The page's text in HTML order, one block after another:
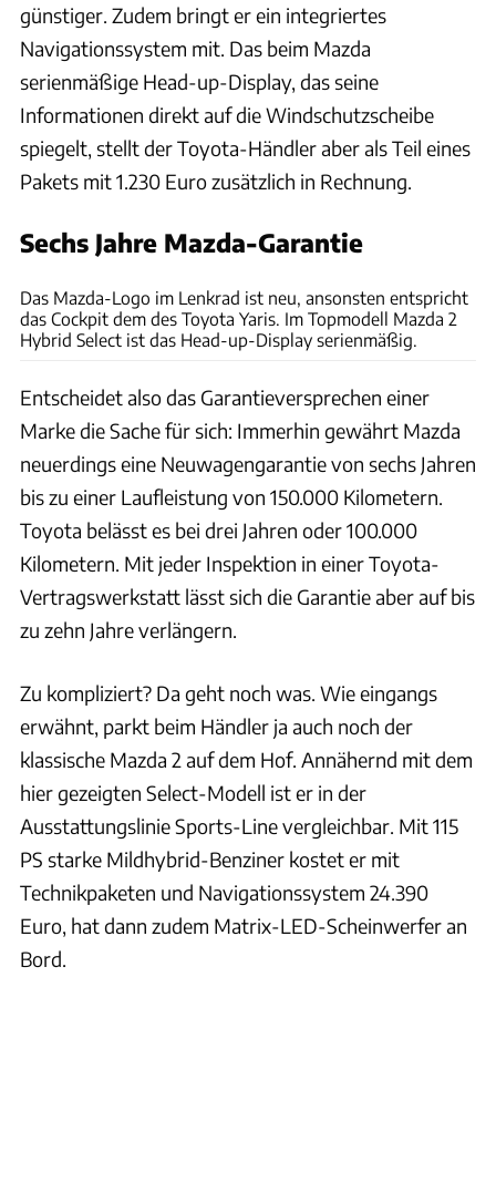
günstiger. Zudem bringt er ein integriertes
Navigationssystem mit. Das beim Mazda
serienmäßige Head-up-Display, das seine
Informationen direkt auf die Windschutzscheibe
spiegelt, stellt der Toyota-Händler aber als Teil eines
Pakets mit 1.230 Euro zusätzlich in Rechnung.
Sechs Jahre Mazda-Garantie
Das Mazda-Logo im Lenkrad ist neu, ansonsten entspricht
das Cockpit dem des Toyota Yaris. Im Topmodell Mazda 2
Hybrid Select ist das Head-up-Display serienmäßig.
Entscheidet also das Garantieversprechen einer
Marke die Sache für sich: Immerhin gewährt Mazda
neuerdings eine Neuwagengarantie von sechs Jahren
bis zu einer Laufleistung von 150.000 Kilometern.
Toyota belässt es bei drei Jahren oder 100.000
Kilometern. Mit jeder Inspektion in einer Toyota-
Vertragswerkstatt lässt sich die Garantie aber auf bis
zu zehn Jahre verlängern.
Zu kompliziert? Da geht noch was. Wie eingangs
erwähnt, parkt beim Händler ja auch noch der
klassische Mazda 2 auf dem Hof. Annähernd mit dem
hier gezeigten Select-Modell ist er in der
Ausstattungslinie Sports-Line vergleichbar. Mit 115
PS starke Mildhybrid-Benziner kostet er mit
Technikpaketen und Navigationssystem 24.390
Euro, hat dann zudem Matrix-LED-Scheinwerfer an
Bord.